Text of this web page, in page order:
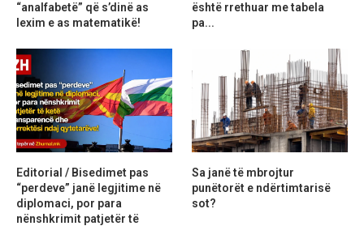
“analfabetë” që s’dinë as
lexim e as matematikë!
është rrethuar me tabela
pa...
Editorial / Bisedimet pas
“perdeve” janë legjitime në
diplomaci, por para
nënshkrimit patjetër të
Sa janë të mbrojtur
punëtorët e ndërtimtarisë
sot?